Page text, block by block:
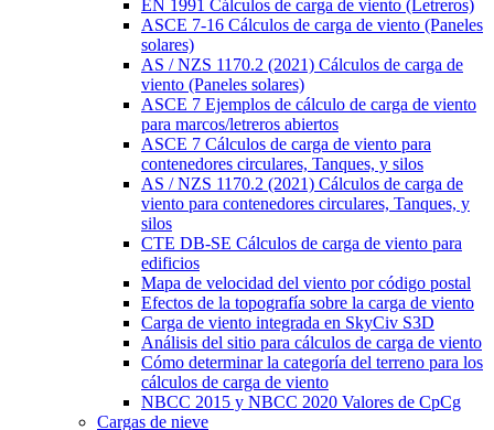
EN 1991 Cálculos de carga de viento (Letreros)
ASCE 7-16 Cálculos de carga de viento (Paneles
solares)
AS / NZS 1170.2 (2021) Cálculos de carga de
viento (Paneles solares)
ASCE 7 Ejemplos de cálculo de carga de viento
para marcos/letreros abiertos
ASCE 7 Cálculos de carga de viento para
contenedores circulares, Tanques, y silos
AS / NZS 1170.2 (2021) Cálculos de carga de
viento para contenedores circulares, Tanques, y
silos
CTE DB-SE Cálculos de carga de viento para
edificios
Mapa de velocidad del viento por código postal
Efectos de la topografía sobre la carga de viento
Carga de viento integrada en SkyCiv S3D
Análisis del sitio para cálculos de carga de viento
Cómo determinar la categoría del terreno para los
cálculos de carga de viento
NBCC 2015 y NBCC 2020 Valores de CpCg
Cargas de nieve